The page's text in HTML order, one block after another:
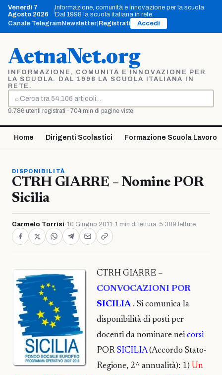
Vai
contenuto
Venerdì 7
Agosto 2026
Informazione, comunità e innovazione per la scuola.
Dal 1998 la scuola italiana in rete.
Canale TelegramNewsletter Registrati Accedi
AetnaNet.org
INFORMAZIONE, COMUNITÀ E INNOVAZIONE PER
LA SCUOLA. DAL 1998 LA SCUOLA ITALIANA IN
RETE.
⌕
Cerca
9.786 utenti registrati · 704 mln di pagine viste
Home Dirigenti Scolastici Formazione Scuola Lavoro
DISPONIBILITÀ
CTRH GIARRE – Nomine POR
Sicilia
Carmelo Torrisi ·10 Giugno 2011·1 min di lettura· 5.389 letture
CTRH GIARRE –
CONVOCAZIONI POR
SICILIA. Si comunica la
disponibilità di posti per
docenti da nominare nei corsi
POR SICILIA(Accordo Stato-
Regione, 2^ annualità): 1) Un